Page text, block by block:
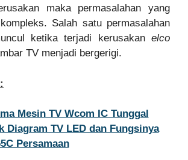
maka permasalahan yang
Salah satu permasalahan
ketika terjadi kerusakan elco
TV menjadi bergerigi.
Mesin TV Wcom IC Tunggal
Diagram TV LED dan Fungsinya
Persamaan